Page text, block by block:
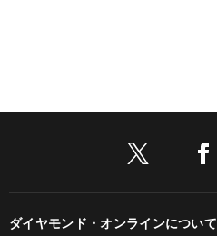
ダイヤモンド・オンラインについて